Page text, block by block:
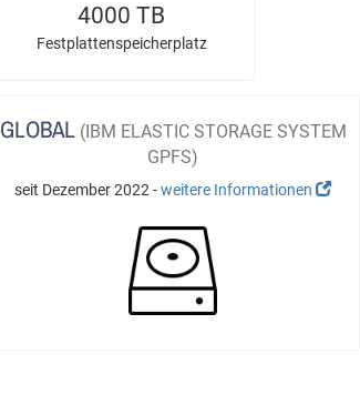
4000 TB
Festplattenspeicherplatz
GLOBAL (IBM ELASTIC STORAGE SYSTEM
GPFS)
seit Dezember 2022 -weitere Informationen